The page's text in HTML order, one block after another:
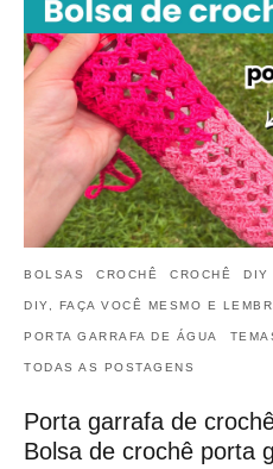
BOLSAS CROCHÊ CROCHÊ DIY
DIY, FAÇA VOCÊ MESMO E
PORTA GARRAFA DE ÁGUA
TODAS AS POSTAGENS
Porta garrafa de
Bolsa de crochê porta